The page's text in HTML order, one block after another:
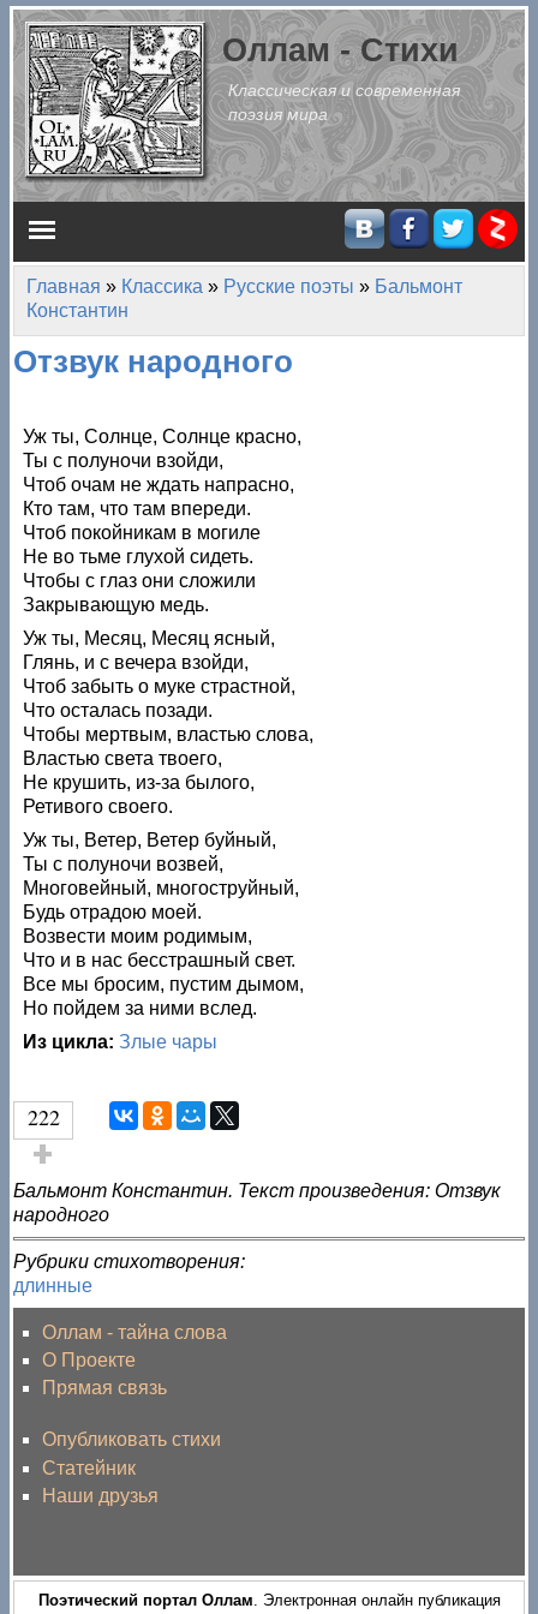
Перейти к основному содержанию
Оллам - Стихи
Классическая и современная
поэзия мира
Главное меню
Вы здесь
Главная » Классика » Русские поэты » Бальмонт
Константин
Отзвук народного
Уж ты, Солнце, Солнце красно,
Ты с полуночи взойди,
Чтоб очам не ждать напрасно,
Кто там, что там впереди.
Чтоб покойникам в могиле
Не во тьме глухой сидеть.
Чтобы с глаз они сложили
Закрывающую медь.
Уж ты, Месяц, Месяц ясный,
Глянь, и с вечера взойди,
Чтоб забыть о муке страстной,
Что осталась позади.
Чтобы мертвым, властью слова,
Властью света твоего,
Не крушить, из-за былого,
Ретивого своего.
Уж ты, Ветер, Ветер буйный,
Ты с полуночи возвей,
Многовейный, многоструйный,
Будь отрадою моей.
Возвести моим родимым,
Что и в нас бесстрашный свет.
Все мы бросим, пустим дымом,
Но пойдем за ними вслед.
Из цикла:Злые чары
222
Голос за!
Бальмонт Константин. Текст произведения: Отзвук
народного
Рубрики стихотворения:
длинные
Оллам - тайна слова
О Проекте
Прямая связь
Опубликовать стихи
Статейник
Наши друзья
Поэтический портал Оллам. Электронная онлайн публикация